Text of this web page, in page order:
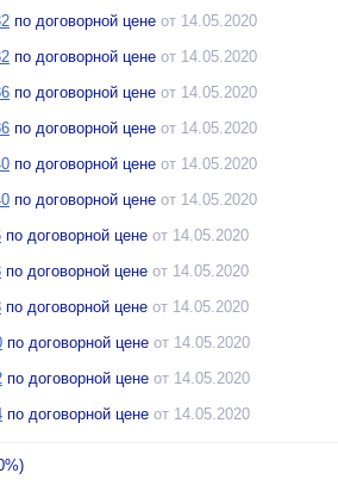
по договорной цене от 14.05.2020
по договорной цене от 14.05.2020
по договорной цене от 14.05.2020
по договорной цене от 14.05.2020
по договорной цене от 14.05.2020
по договорной цене от 14.05.2020
по договорной цене от 14.05.2020
по договорной цене от 14.05.2020
по договорной цене от 14.05.2020
по договорной цене от 14.05.2020
по договорной цене от 14.05.2020
по договорной цене от 14.05.2020